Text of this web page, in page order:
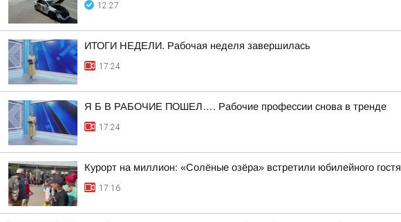
12:27
ИТОГИ НЕДЕЛИ. Рабочая неделя завершилась
17:24
Я Б В РАБОЧИЕ ПОШЕЛ…. Рабочие профессии снова в тренде
17:24
Курорт на миллион: «Солёные озёра» встретили юбилейного гостя
17:16